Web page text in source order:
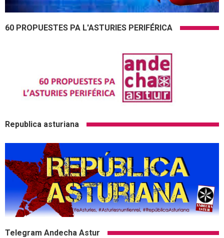
60 PROPUESTES PA L'ASTURIES PERIFÉRICA
Republica asturiana
Telegram Andecha Astur